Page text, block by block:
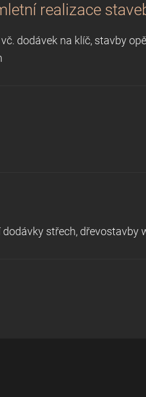
realizace
dodávek na klíč, stavby
dodávky střech, dřevostavby